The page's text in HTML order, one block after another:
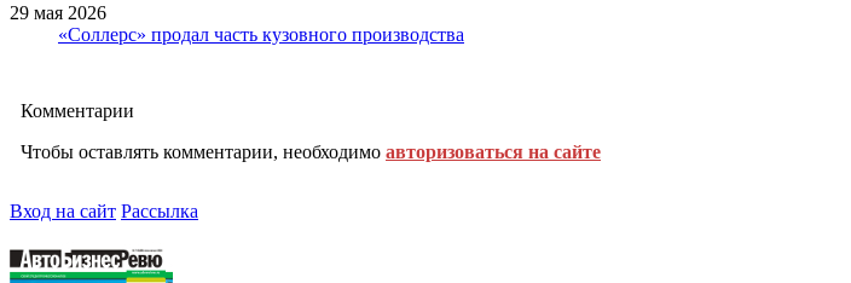
29 мая 2026
«Соллерс» продал часть кузовного производства
Комментарии
Чтобы оставлять комментарии, необходимо авторизоваться на сайте
Вход на сайт Рассылка